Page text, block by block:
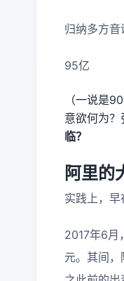
归纳多方
95亿
（一说是
意欲何为
临？
阿里的
实践上，早
2017年6月
元。其间